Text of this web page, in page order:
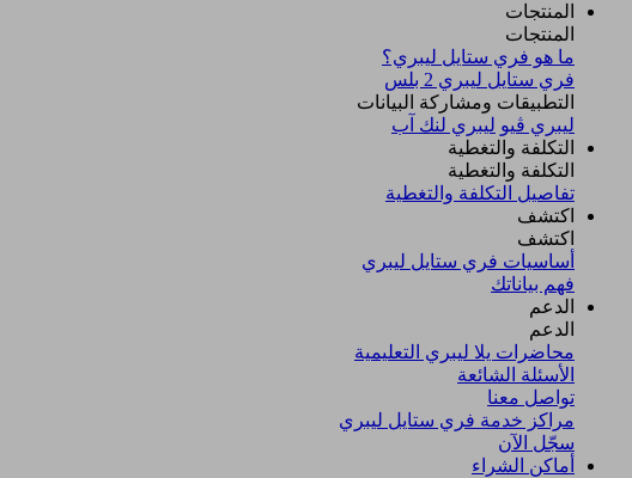
المنتجات
المنتجات
ما هو فري ستايل ليبري؟
فري ستايل ليبري 2 بلس​
التطبيقات ومشاركة البيانات
ليبري ڤيو ليبري لنك آب
التكلفة والتغطية
التكلفة والتغطية
تفاصيل التكلفة والتغطية
اكتشف​
اكتشف​
أساسيات فري ستايل ليبري
فهم بياناتك
الدعم
الدعم
محاضرات يلا ليبري التعليمية
الأسئلة الشائعة
تواصل معنا
مراكز خدمة فري ستايل ليبري
سجّل الآن​
أماكن الشراء